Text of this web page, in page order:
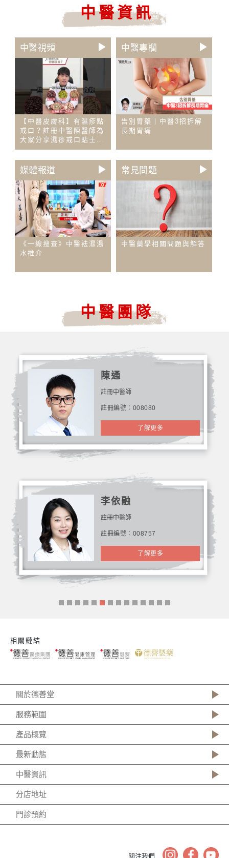
中醫資訊
中醫視頻
【中醫皮膚科】有濕疹點
戒口？註冊中醫陳醫師為
大家分享濕疹戒口貼士及
舒緩食物推薦！
中醫專欄
告別胃藥丨中醫3招拆解
長期胃痛
媒體報道
《一線搜查》中醫袪濕湯
水推介
常見問題
中醫藥學相關問題與解答
中醫團隊
陳通
註冊中醫師
註冊編號︰008080
了解更多
李依融
註冊中醫師
註冊編號︰008757
了解更多
相關鏈結
關於德善堂
服務範圍
產品概覽
最新動態
中醫資訊
分店地址
門診預約
關注我們